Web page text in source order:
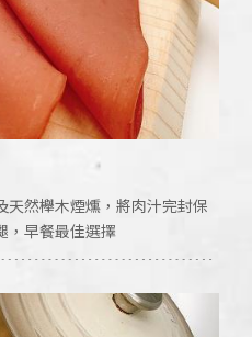
然櫸木煙燻，將肉汁完封保
，早餐最佳選擇